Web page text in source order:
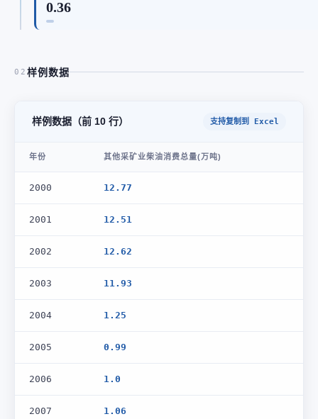
0.36
02 样例数据
样例数据（前 10 行） 支持复制到 Excel
年份 其他采矿业柴油消费总量(万吨)
2000 12.77
2001 12.51
2002 12.62
2003 11.93
2004 1.25
2005 0.99
2006 1.0
2007 1.06